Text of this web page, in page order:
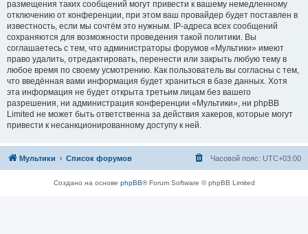
размещения таких сообщений могут привести к вашему немедленному
отключению от конференции, при этом ваш провайдер будет поставлен в
известность, если мы сочтём это нужным. IP-адреса всех сообщений
сохраняются для возможности проведения такой политики. Вы
соглашаетесь с тем, что администраторы форумов «Мультики» имеют
право удалить, отредактировать, перенести или закрыть любую тему в
любое время по своему усмотрению. Как пользователь вы согласны с тем,
что введённая вами информация будет храниться в базе данных. Хотя
эта информация не будет открыта третьим лицам без вашего
разрешения, ни администрация конференции «Мультики», ни phpBB
Limited не может быть ответственна за действия хакеров, которые могут
привести к несанкционированному доступу к ней.
Мультики Список форумов Часовой пояс: UTC+03:00
Создано на основе phpBB® Forum Software © phpBB Limited